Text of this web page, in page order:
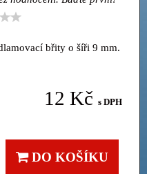
břity o šíři 9 mm.
12 Kč s DPH
DO KOŠÍKU